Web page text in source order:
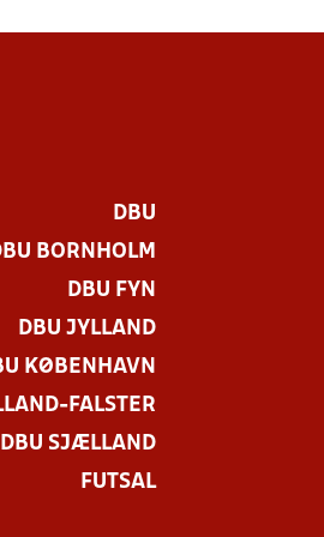
DBU
BORNHOLM
DBU FYN
DBU JYLLAND
KØBENHAVN
FALSTER
DBU SJÆLLAND
FUTSAL